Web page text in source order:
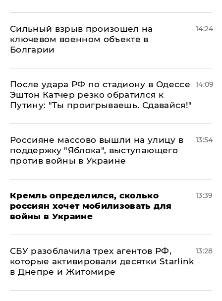
Сильный взрыв произошел на
ключевом военном объекте в
Болгарии
14:24
После удара РФ по стадиону в Одессе
Эштон Катчер резко обратился к
Путину: "Ты проигрываешь. Сдавайся!"
14:09
Россияне массово вышли на улицу в
поддержку "Яблока", выступающего
против войны в Украине
13:54
Кремль определился, сколько
россиян хочет мобилизовать для
войны в Украине
13:39
СБУ разоблачила трех агентов РФ,
которые активировали десятки Starlink
в Днепре и Житомире
13:28